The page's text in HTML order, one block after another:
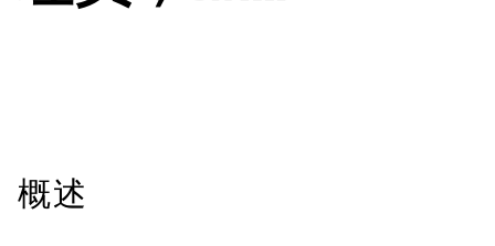
概述